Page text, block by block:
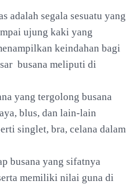
adalah segala sesuatu yang
ujung kaki yang
keindahan bagi
busana meliputi di
yang tergolong busana
blus, dan lain-lain
singlet, bra, celana dalam
busana yang sifatnya
memiliki nilai guna di